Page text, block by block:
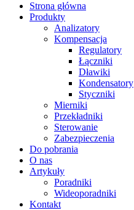
Strona główna
Produkty
Analizatory
Kompensacja
Regulatory
Łączniki
Dławiki
Kondensatory
Styczniki
Mierniki
Przekładniki
Sterowanie
Zabezpieczenia
Do pobrania
O nas
Artykuły
Poradniki
Wideoporadniki
Kontakt